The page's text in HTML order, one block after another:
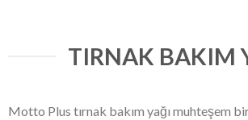
TIRNAK BAKIM
Motto Plus tırnak bakım yağı muhteşem